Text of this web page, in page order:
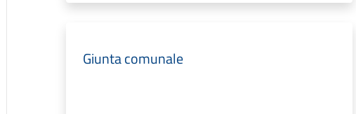
Giunta comunale